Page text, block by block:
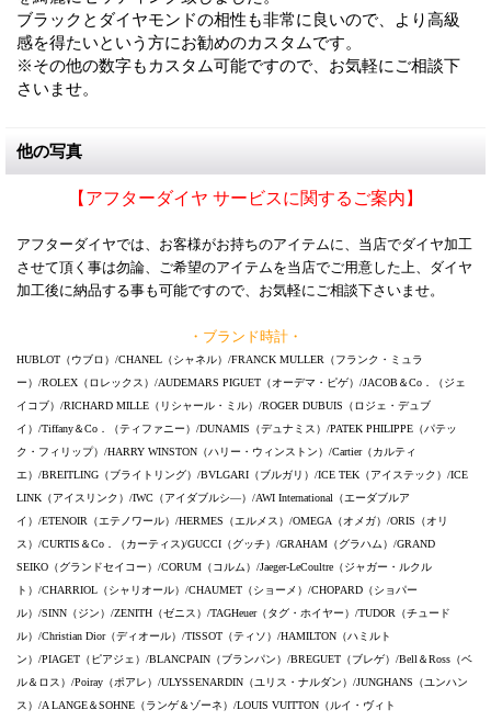
ブラックとダイヤモンドの相性も非常に良いので、より高級
感を得たいという方にお勧めのカスタムです。
※その他の数字もカスタム可能ですので、お気軽にご相談下
さいませ。
他の写真
【アフターダイヤ サービスに関するご案内】
アフターダイヤでは、お客様がお持ちのアイテムに、当店でダイヤ加工
させて頂く事は勿論、ご希望のアイテムを当店でご用意した上、ダイヤ
加工後に納品する事も可能ですので、お気軽にご相談下さいませ。
・ブランド時計・
HUBLOT（ウブロ）/CHANEL（シャネル）/FRANCK MULLER（フランク・ミュラ
ー）/ROLEX（ロレックス）/AUDEMARS PIGUET（オーデマ・ピゲ）/JACOB＆Co．（ジェ
イコブ）/RICHARD MILLE（リシャール・ミル）/ROGER DUBUIS（ロジェ・デュブ
イ）/Tiffany＆Co．（ティファニー）/DUNAMIS（デュナミス）/PATEK PHILIPPE（パテッ
ク・フィリップ）/HARRY WINSTON（ハリー・ウィンストン）/Cartier（カルティ
エ）/BREITLING（ブライトリング）/BVLGARI（ブルガリ）/ICE TEK（アイステック）/ICE
LINK（アイスリンク）/IWC（アイダブルシ―）/AWI International（エーダブルア
イ）/ETENOIR（エテノワール）/HERMES（エルメス）/OMEGA（オメガ）/ORIS（オリ
ス）/CURTIS＆Co．（カーティス)/GUCCI（グッチ）/GRAHAM（グラハム）/GRAND
SEIKO（グランドセイコー）/CORUM（コルム）/Jaeger-LeCoultre（ジャガー・ルクル
ト）/CHARRIOL（シャリオール）/CHAUMET（ショーメ）/CHOPARD（ショパー
ル）/SINN（ジン）/ZENITH（ゼニス）/TAGHeuer（タグ・ホイヤー）/TUDOR（チュード
ル）/Christian Dior（ディオール）/TISSOT（ティソ）/HAMILTON（ハミルト
ン）/PIAGET（ピアジェ）/BLANCPAIN（ブランパン）/BREGUET（ブレゲ）/Bell＆Ross（ベ
ル＆ロス）/Poiray（ポアレ）/ULYSSENARDIN（ユリス・ナルダン）/JUNGHANS（ユンハン
ス）/A LANGE＆SOHNE（ランゲ＆ゾーネ）/LOUIS VUITTON（ルイ・ヴィト